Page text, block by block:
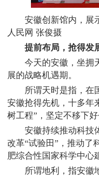
安徽创新馆内，展
人民网 张俊摄
提前布局，抢得发
今天的安徽，坐拥
展的战略机遇期。
所谓天时是指，在
安徽抢得先机，十多年
树工程”，坚定不移下
安徽持续推动科技
改革“试验田”，推动了
肥综合性国家科学中心
所谓地利，指安徽